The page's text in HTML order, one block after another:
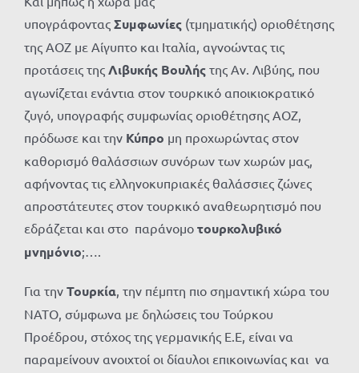
υπογράφοντας Συμφωνίες (τμηματικής) οριοθέτησης
της ΑΟΖ με Αίγυπτο και Ιταλία, αγνοώντας τις
προτάσεις της Λιβυκής Βουλής της Αν. Λιβύης, που
αγωνίζεται ενάντια στον τουρκικό αποικιοκρατικό
ζυγό, υπογραφής συμφωνίας οριοθέτησης ΑΟΖ,
πρόδωσε και την Κύπρο μη προχωρώντας στον
καθορισμό θαλάσσιων συνόρων των χωρών μας,
αφήνοντας τις ελληνοκυπριακές θαλάσσιες ζώνες
απροστάτευτες στον τουρκικό αναθεωρητισμό που
εδράζεται και στο παράνομο τουρκολυβικό
μνημόνιο;….
Για την Τουρκία, την πέμπτη πιο σημαντική χώρα του
ΝΑΤΟ, σύμφωνα με δηλώσεις του Τούρκου
Προέδρου, στόχος της γερμανικής Ε.Ε, είναι να
παραμείνουν ανοιχτοί οι δίαυλοι επικοινωνίας και να